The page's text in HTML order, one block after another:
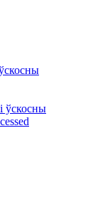
ўскосны